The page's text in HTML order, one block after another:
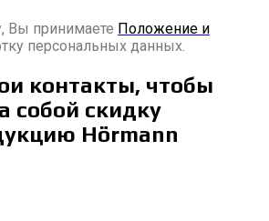
Вы принимаете Положение и
персональных данных.
контакты, чтобы
собой скидку
Hörmann